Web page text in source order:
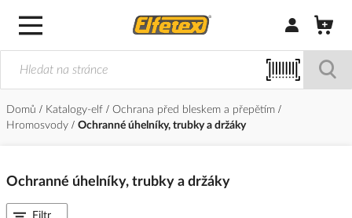
Přihlásit/
Domů Katalogy-elf
Ochrana před bleskem a přepětím
Hromosvody
Ochranné úhelníky, trubky a držáky
Ochranné úhelníky, trubky a držáky
Filtr